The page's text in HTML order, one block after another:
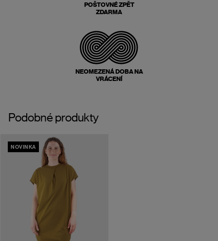
POŠTOVNÉ ZPĚT
ZDARMA
NEOMEZENÁ DOBA NA
VRÁCENÍ
Podobné produkty
NOVINKA